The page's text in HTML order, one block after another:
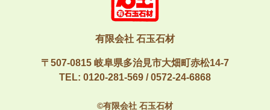
有限会社 石玉石材
〒507-0815 岐阜県多治見市大畑町赤松14-7
TEL: 0120-281-569 /0572-24-6868
©有限会社 石玉石材